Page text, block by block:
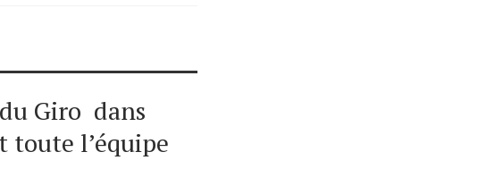
Giro dans
l’équipe